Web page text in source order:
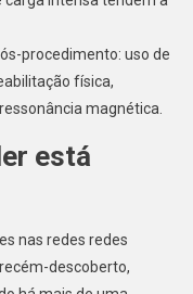
procedimento: uso de
física,
magnética.
está
nas redes redes
descoberto,